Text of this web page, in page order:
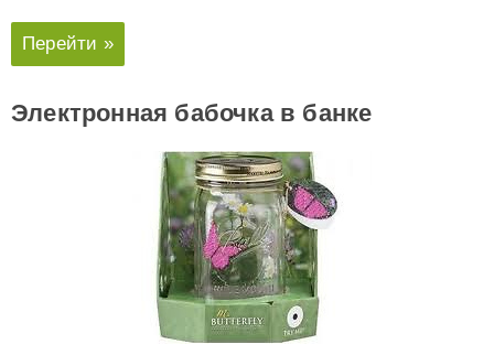
Перейти »
Электронная бабочка в банке